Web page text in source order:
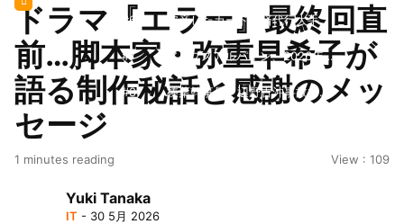
界良好
のガス供給停止 「2次災害防止」を理
由に
#6 破産したカード決済代行大手
「全東信」債権者リスト公開、金融機関
63者の負債総額は1151億円
#7 アルプスアルパイン、2026年8
月1日付人事異動を発表
#8 榛葉幹事長、辺野古沖事故で
止 復旧見通し立たず 半導体集積地に
懸念
い出される ギリシャ発航空機が緊急着
ドラマ『エラー』最終回直
前…脚本家・弥重早希子が
語る制作秘話と感謝のメッ
セージ
1 minutes reading View : 109
Yuki Tanaka
IT - 30 5月 2026